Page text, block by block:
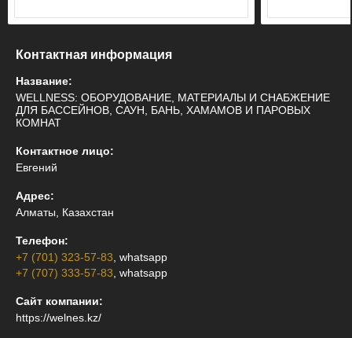
Контактная информация
Название:
WELLNESS: ОБОРУДОВАНИЕ, МАТЕРИАЛЫ И СНАБЖЕНИЕ
ДЛЯ БАССЕЙНОВ, САУН, БАНЬ, ХАМАМОВ И ПАРОВЫХ
КОМНАТ
Контактное лицо:
Евгений
Адрес:
Алматы, Казахстан
Телефон:
+7 (701) 323-57-83 , whatsapp
+7 (707) 333-57-83 , whatsapp
Сайт компании:
https://welnes.kz/